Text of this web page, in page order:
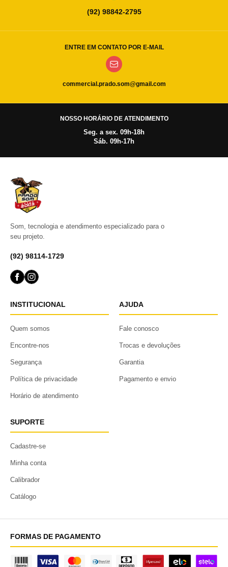
(92) 98842-2795
ENTRE EM CONTATO POR E-MAIL
commercial.prado.som@gmail.com
NOSSO HORÁRIO DE ATENDIMENTO
Seg. a sex. 09h-18h
Sáb. 09h-17h
Som, tecnologia e atendimento especializado para o
seu projeto.
(92) 98114-1729
INSTITUCIONAL
Quem somos
Encontre-nos
Segurança
Política de privacidade
Horário de atendimento
AJUDA
Fale conosco
Trocas e devoluções
Garantia
Pagamento e envio
SUPORTE
Cadastre-se
Minha conta
Calibrador
Catálogo
FORMAS DE PAGAMENTO